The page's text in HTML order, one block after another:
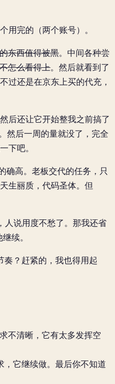
用完的（两个账号）。
东西值得被黑。中间各种尝
怎么看得上。然后就看到了
过还是在京东上买的代充，
后还让它开始整我之前搞了
然后一周的量就没了，完全
下吧。
确高。老板交代的任务，只
天生丽质，代码圣体。但
人说用度不愁了。那我还省
续。
奏？赶紧的，我也得用起
不清晰，它有太多发挥空
它继续做。最后你不知道